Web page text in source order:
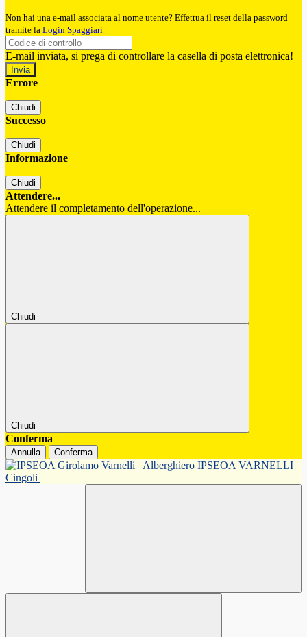
Non hai una e-mail associata al nome utente? Effettua il reset della password
tramite la Login Spaggiari
E-mail inviata, si prega di controllare la casella di posta elettronica!
Errore
Chiudi
Successo
Chiudi
Informazione
Chiudi
Attendere...
Attendere il completamento dell'operazione...
Chiudi
Chiudi
Conferma
Annulla Conferma
Alberghiero IPSEOA VARNELLI
Cingoli